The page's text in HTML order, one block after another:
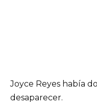
Joyce Reyes había
desaparecer.